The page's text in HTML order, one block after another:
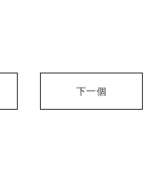
下一個